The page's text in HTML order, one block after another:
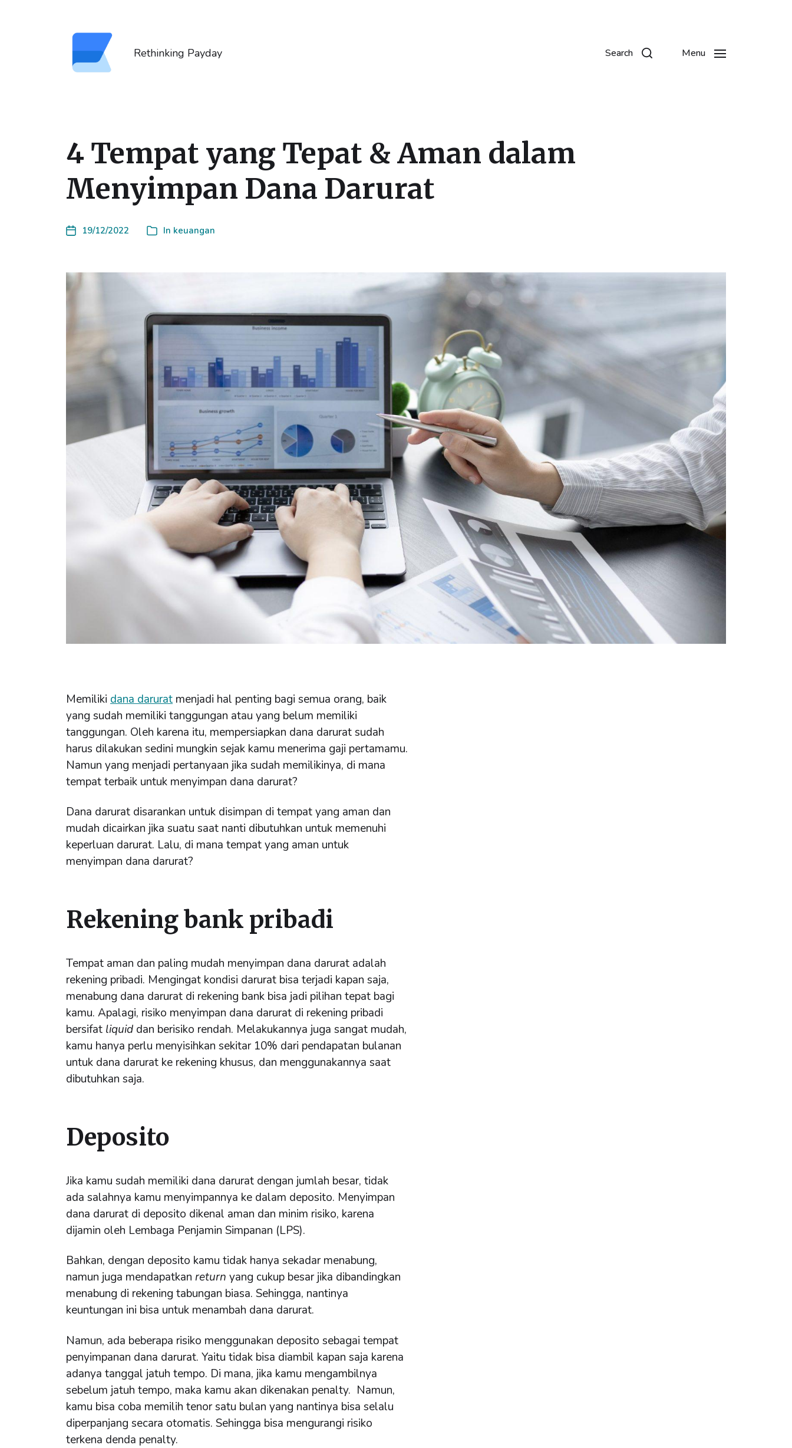
Rethinking Payday Search Menu
4 Tempat yang Tepat & Aman dalam
Menyimpan Dana Darurat
19/12/2022 In keuangan
Memiliki dana darurat menjadi hal penting bagi semua orang, baik
yang sudah memiliki tanggungan atau yang belum memiliki
tanggungan. Oleh karena itu, mempersiapkan dana darurat sudah
harus dilakukan sedini mungkin sejak kamu menerima gaji pertamamu.
Namun yang menjadi pertanyaan jika sudah memilikinya, di mana
tempat terbaik untuk menyimpan dana darurat?
Dana darurat disarankan untuk disimpan di tempat yang aman dan
mudah dicairkan jika suatu saat nanti dibutuhkan untuk memenuhi
keperluan darurat. Lalu, di mana tempat yang aman untuk
menyimpan dana darurat?
Rekening bank pribadi
Tempat aman dan paling mudah menyimpan dana darurat adalah
rekening pribadi. Mengingat kondisi darurat bisa terjadi kapan saja,
menabung dana darurat di rekening bank bisa jadi pilihan tepat bagi
kamu. Apalagi, risiko menyimpan dana darurat di rekening pribadi
bersifat liquid dan berisiko rendah. Melakukannya juga sangat mudah,
kamu hanya perlu menyisihkan sekitar 10% dari pendapatan bulanan
untuk dana darurat ke rekening khusus, dan menggunakannya saat
dibutuhkan saja.
Deposito
Jika kamu sudah memiliki dana darurat dengan jumlah besar, tidak
ada salahnya kamu menyimpannya ke dalam deposito. Menyimpan
dana darurat di deposito dikenal aman dan minim risiko, karena
dijamin oleh Lembaga Penjamin Simpanan (LPS).
Bahkan, dengan deposito kamu tidak hanya sekadar menabung,
namun juga mendapatkan return yang cukup besar jika dibandingkan
menabung di rekening tabungan biasa. Sehingga, nantinya
keuntungan ini bisa untuk menambah dana darurat.
Namun, ada beberapa risiko menggunakan deposito sebagai tempat
penyimpanan dana darurat. Yaitu tidak bisa diambil kapan saja karena
adanya tanggal jatuh tempo. Di mana, jika kamu mengambilnya
sebelum jatuh tempo, maka kamu akan dikenakan penalty. Namun,
kamu bisa coba memilih tenor satu bulan yang nantinya bisa selalu
diperpanjang secara otomatis. Sehingga bisa mengurangi risiko
terkena denda penalty.